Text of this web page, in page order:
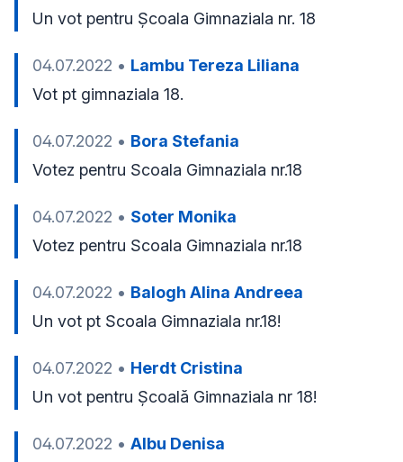
Un vot pentru Școala Gimnaziala nr. 18
04.07.2022 • Lambu Tereza Liliana
Vot pt gimnaziala 18.
04.07.2022 • Bora Stefania
Votez pentru Scoala Gimnaziala nr.18
04.07.2022 • Soter Monika
Votez pentru Scoala Gimnaziala nr.18
04.07.2022 • Balogh Alina Andreea
Un vot pt Scoala Gimnaziala nr.18!
04.07.2022 • Herdt Cristina
Un vot pentru Școală Gimnaziala nr 18!
04.07.2022 • Albu Denisa